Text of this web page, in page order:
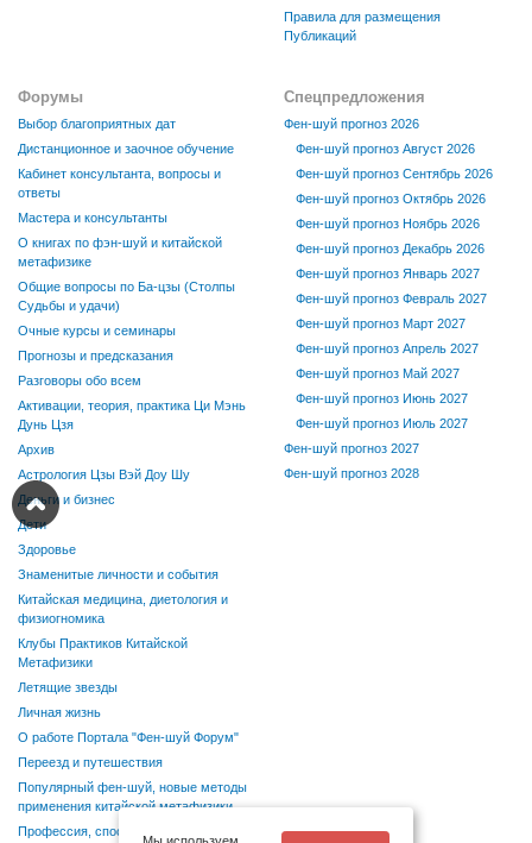
Правила для размещения
Публикаций
Форумы
Выбор благоприятных дат
Дистанционное и заочное обучение
Кабинет консультанта, вопросы и
ответы
Мастера и консультанты
О книгах по фэн-шуй и китайской
метафизике
Общие вопросы по Ба-цзы (Столпы
Судьбы и удачи)
Очные курсы и семинары
Прогнозы и предсказания
Разговоры обо всем
Активации, теория, практика Ци Мэнь
Дунь Цзя
Архив
Астрология Цзы Вэй Доу Шу
Деньги и бизнес
Дети
Здоровье
Знаменитые личности и события
Китайская медицина, диетология и
физиогномика
Клубы Практиков Китайской
Метафизики
Летящие звезды
Личная жизнь
О работе Портала "Фен-шуй Форум"
Переезд и путешествия
Популярный фен-шуй, новые методы
применения китайской метафизики
Профессия, способности, хобби
Спецпредложения
Фен-шуй прогноз 2026
Фен-шуй прогноз Август 2026
Фен-шуй прогноз Сентябрь 2026
Фен-шуй прогноз Октябрь 2026
Фен-шуй прогноз Ноябрь 2026
Фен-шуй прогноз Декабрь 2026
Фен-шуй прогноз Январь 2027
Фен-шуй прогноз Февраль 2027
Фен-шуй прогноз Март 2027
Фен-шуй прогноз Апрель 2027
Фен-шуй прогноз Май 2027
Фен-шуй прогноз Июнь 2027
Фен-шуй прогноз Июль 2027
Фен-шуй прогноз 2027
Фен-шуй прогноз 2028